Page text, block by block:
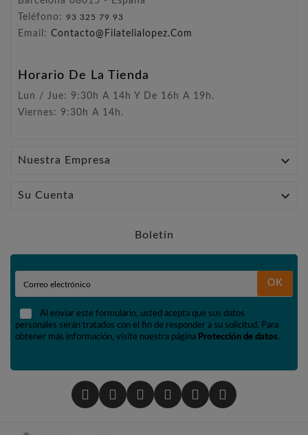
Teléfono: 93 325 79 93
Email: Contacto@filatelialopez.com
Horario De La Tienda
Lun / Jue: 9:30h A 14h Y De 16h A 19h.
Viernes: 9:30h A 14h.
Nuestra Empresa 
Su Cuenta 
Boletín
OK
Al enviar este formulario, usted acepta que sus datos
personales serán tratados con el fin de responder a su solicitud. Para
obtener más información, visite nuestra página Protección de datos.